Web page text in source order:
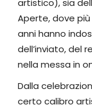
artistico), sia
Aperte, dove
anni hanno
dell’inviato, del
nella messa in
Dalla
certo calibro